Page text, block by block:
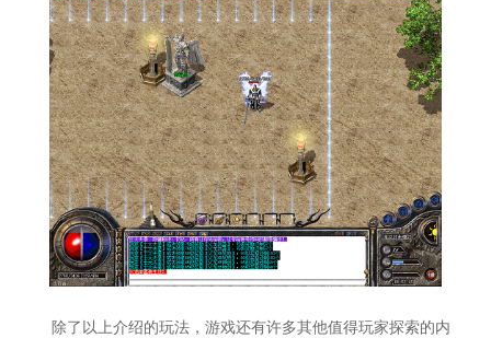
除了以上介绍的玩法，游戏还有许多其他值得玩家探索的内